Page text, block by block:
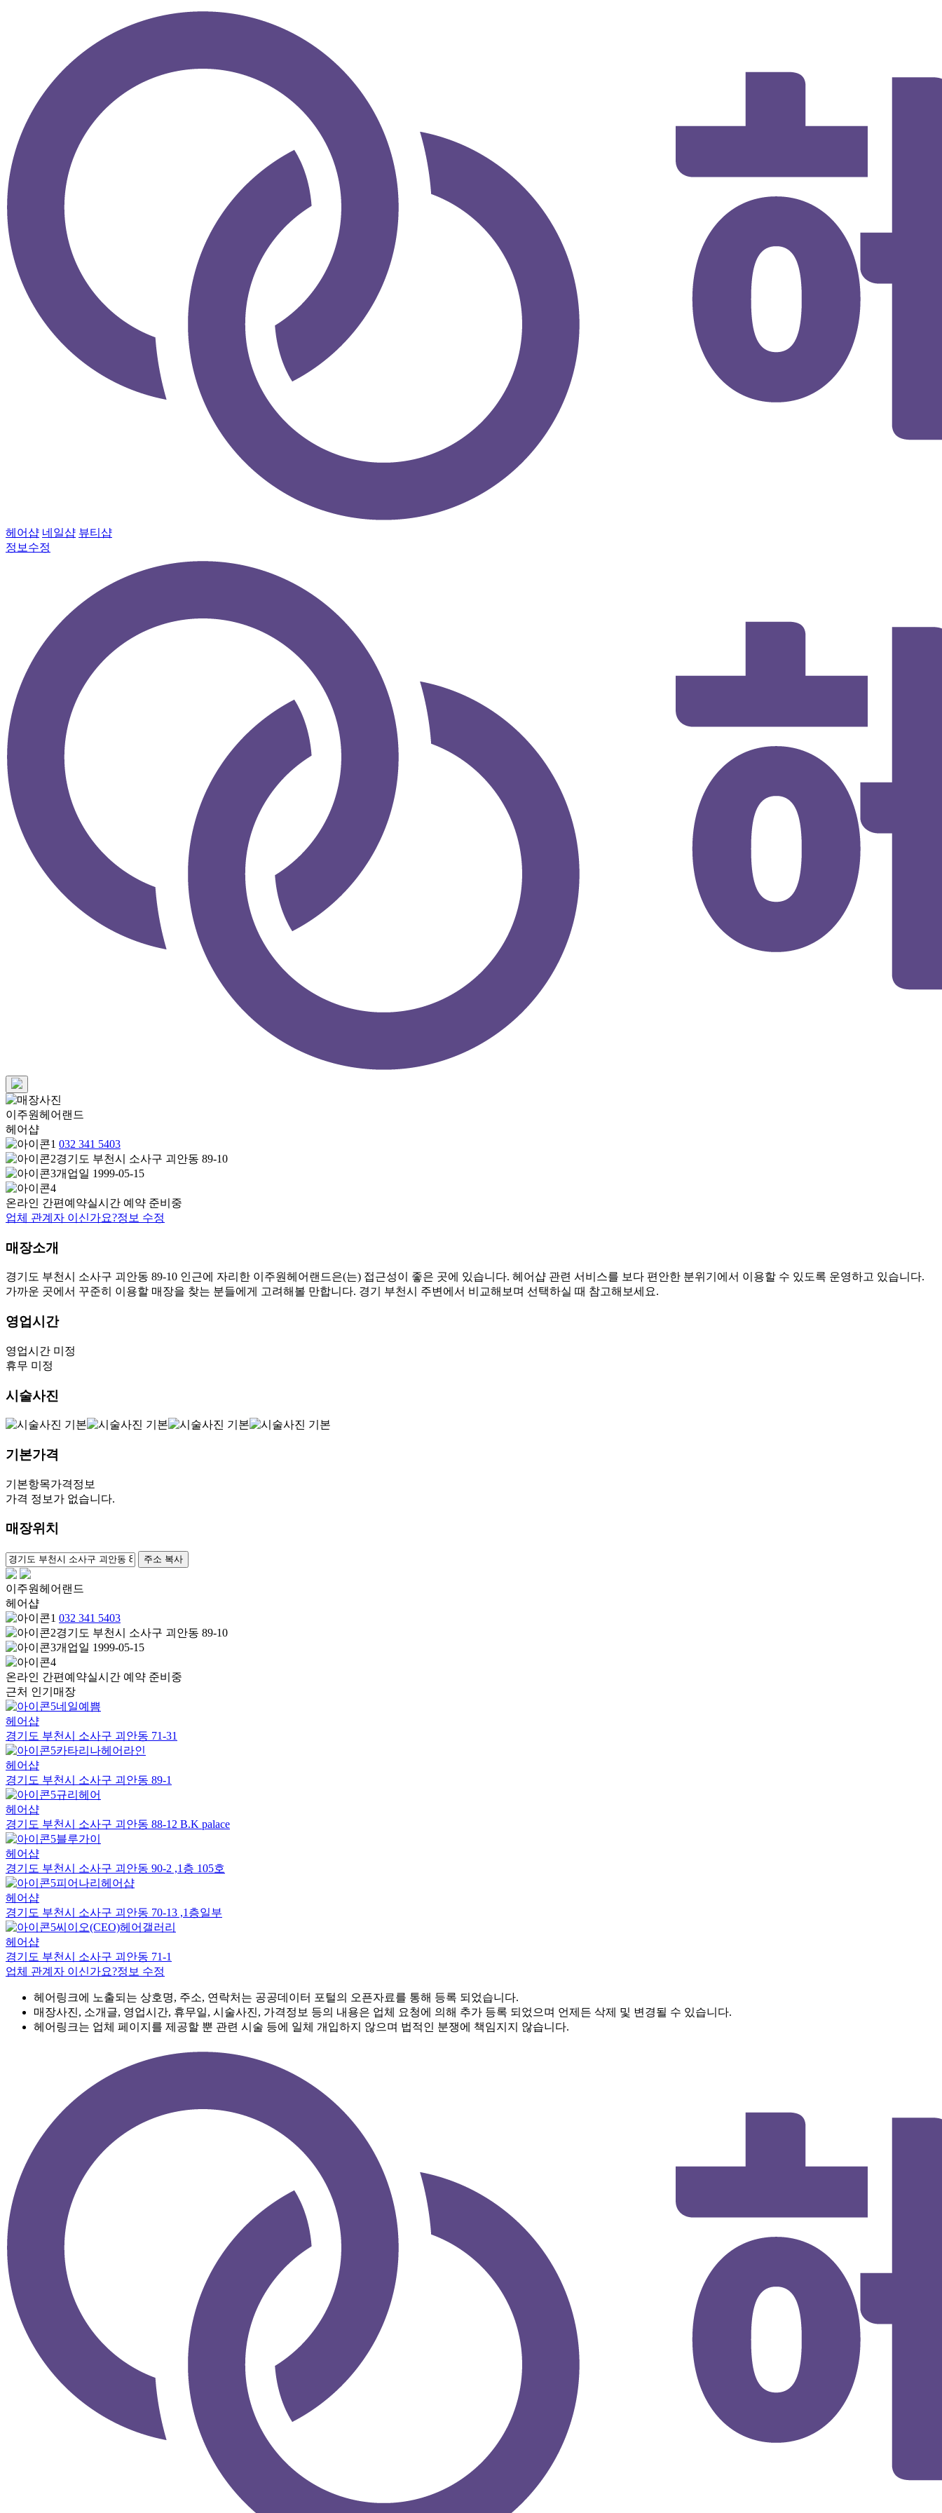
헤어샵 네일샵 뷰티샵
정보수정
이주원헤어랜드
헤어샵
032 341 5403
경기도 부천시 소사구 괴안동 89-10
개업일 1999-05-15
온라인 간편예약실시간 예약 준비중
업체 관계자 이신가요?정보 수정
매장소개
경기도 부천시 소사구 괴안동 89-10 인근에 자리한 이주원헤어랜드은(는) 접근성이 좋은 곳에 있습니다. 헤어샵 관련 서비스를 보다 편안한 분위기에서 이용할 수 있도록 운영하고 있습니다.
가까운 곳에서 꾸준히 이용할 매장을 찾는 분들에게 고려해볼 만합니다. 경기 부천시 주변에서 비교해보며 선택하실 때 참고해보세요.
영업시간
영업시간 미정
휴무 미정
시술사진
기본가격
기본항목가격정보
가격 정보가 없습니다.
매장위치
주소 복사
이주원헤어랜드
헤어샵
032 341 5403
경기도 부천시 소사구 괴안동 89-10
개업일 1999-05-15
온라인 간편예약실시간 예약 준비중
근처 인기매장
네일예쁨
헤어샵
경기도 부천시 소사구 괴안동 71-31
카타리나헤어라인
헤어샵
경기도 부천시 소사구 괴안동 89-1
규리헤어
헤어샵
경기도 부천시 소사구 괴안동 88-12 B.K palace
블루가이
헤어샵
경기도 부천시 소사구 괴안동 90-2 ,1층 105호
피어나리헤어샵
헤어샵
경기도 부천시 소사구 괴안동 70-13 ,1층일부
씨이오(CEO)헤어갤러리
헤어샵
경기도 부천시 소사구 괴안동 71-1
업체 관계자 이신가요?정보 수정
헤어링크에 노출되는 상호명, 주소, 연락처는 공공데이터 포털의 오픈자료를 통해 등록 되었습니다.
매장사진, 소개글, 영업시간, 휴무일, 시술사진, 가격정보 등의 내용은 업체 요청에 의해 추가 등록 되었으며 언제든 삭제 및 변경될 수 있습니다.
헤어링크는 업체 페이지를 제공할 뿐 관련 시술 등에 일체 개입하지 않으며 법적인 분쟁에 책임지지 않습니다.